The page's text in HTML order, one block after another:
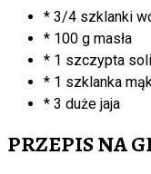
* 3/4 szklanki
* 100 g masła
* 1 szczypta soli
* 1 szklanka
* 3 duże jaja
PRZEPIS NA